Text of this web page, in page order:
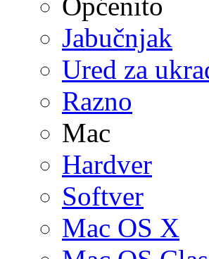
Jabučnjak
Ured za
Razno
Mac
Hardver
Softver
Mac OS X